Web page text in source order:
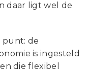
daar ligt wel de
punt: de
is ingesteld
die flexibel